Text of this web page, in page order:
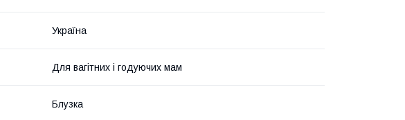
Україна
Для вагітних і годуючих мам
Блузка